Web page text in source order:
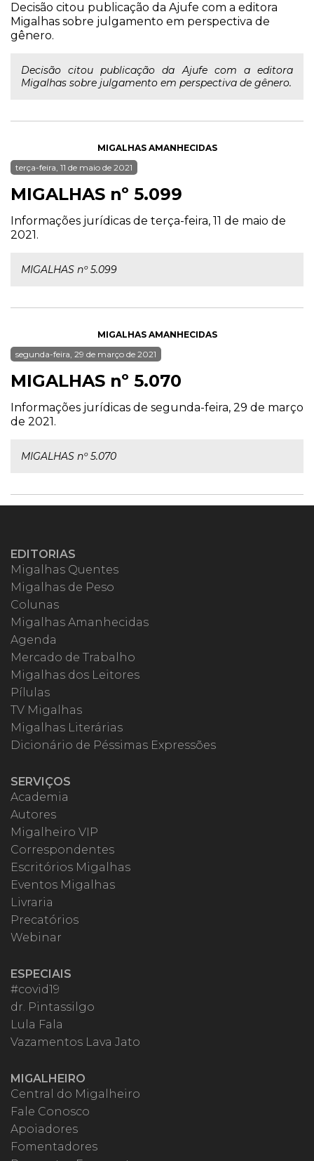
Decisão citou publicação da Ajufe com a editora
Migalhas sobre julgamento em perspectiva de
gênero.
Decisão citou publicação da Ajufe com a editora
Migalhas sobre julgamento em perspectiva de gênero.
MIGALHAS AMANHECIDAS
terça-feira, 11 de maio de 2021
MIGALHAS nº 5.099
Informações jurídicas de terça-feira, 11 de maio de
2021.
MIGALHAS nº 5.099
MIGALHAS AMANHECIDAS
segunda-feira, 29 de março de 2021
MIGALHAS nº 5.070
Informações jurídicas de segunda-feira, 29 de março
de 2021.
MIGALHAS nº 5.070
EDITORIAS
Migalhas Quentes
Migalhas de Peso
Colunas
Migalhas Amanhecidas
Agenda
Mercado de Trabalho
Migalhas dos Leitores
Pílulas
TV Migalhas
Migalhas Literárias
Dicionário de Péssimas Expressões
SERVIÇOS
Academia
Autores
Migalheiro VIP
Correspondentes
Escritórios Migalhas
Eventos Migalhas
Livraria
Precatórios
Webinar
ESPECIAIS
#covid19
dr. Pintassilgo
Lula Fala
Vazamentos Lava Jato
MIGALHEIRO
Central do Migalheiro
Fale Conosco
Apoiadores
Fomentadores